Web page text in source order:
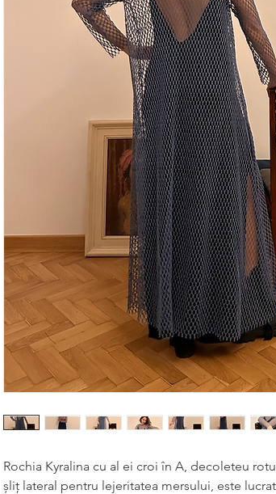
Rochia Kyralina cu al ei croi în A, decoleteu
șliț lateral pentru lejeritatea mersului, este